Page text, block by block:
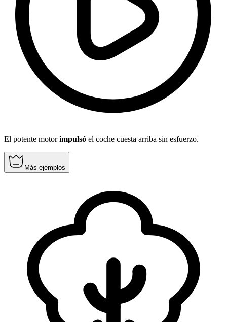
El potente motorimpulsó el coche cuesta arriba sin esfuerzo.
Más ejemplos